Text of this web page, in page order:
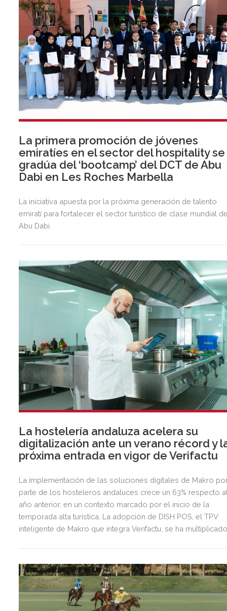
La primera promoción de jóvenes
emiratíes en el sector del hospitality se
gradúa del ‘bootcamp’ del DCT de Abu
Dabi en Les Roches Marbella
La iniciativa apuesta por la próxima generación de talento
emiratí para fortalecer el sector turístico de clase mundial
Abu Dabi.
La hostelería andaluza acelera su
digitalización ante un verano récord y
próxima entrada en vigor de Verifactu
La implementación de las soluciones digitales de Makro
parte de los hosteleros andaluces crece un 63% respecto
año anterior, en un contexto marcado por el inicio de la
temporada alta turística. La adopción de DISH POS, el TPV
inteligente de Makro que integra Verifactu, se ha